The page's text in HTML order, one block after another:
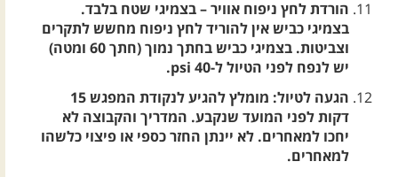
הורדת לחץ ניפוח אוויר – בצמיגי שטח בלבד.
בצמיגי כביש אין להוריד לחץ ניפוח מחשש לתקרים
וצביטות. בצמיגי כביש בחתך נמוך (חתך 60 ומטה)
יש לנפח לפני הטיול ל-40 psi.
הגעה לטיול: מומלץ להגיע לנקודת המפגש 15
דקות לפני המועד שנקבע. המדריך והקבוצה לא
יחכו למאחרים. לא יינתן החזר כספי או פיצוי כלשהו
למאחרים.